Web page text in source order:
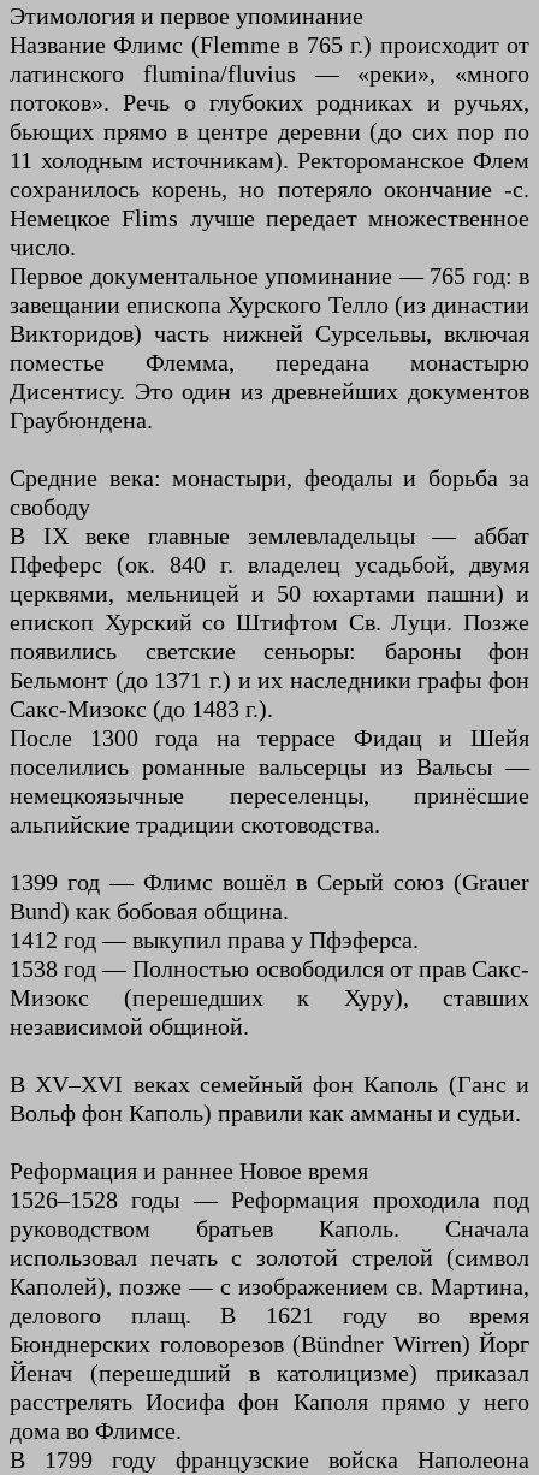
Этимология и первое упоминание
Название Флимс (Flemme в 765 г.) происходит от
латинского flumina/fluvius — «реки», «много
потоков». Речь о глубоких родниках и ручьях,
бьющих прямо в центре деревни (до сих пор по
11 холодным источникам). Ректороманское Флем
сохранилось корень, но потеряло окончание -с.
Немецкое Flims лучше передает множественное
число.
Первое документальное упоминание — 765 год: в
завещании епископа Хурского Телло (из династии
Викторидов) часть нижней Сурсельвы, включая
поместье Флемма, передана монастырю
Дисентису. Это один из древнейших документов
Граубюндена.
Средние века: монастыри, феодалы и борьба за
свободу
В IX веке главные землевладельцы — аббат
Пфеферс (ок. 840 г. владелец усадьбой, двумя
церквями, мельницей и 50 юхартами пашни) и
епископ Хурский со Штифтом Св. Луци. Позже
появились светские сеньоры: бароны фон
Бельмонт (до 1371 г.) и их наследники графы фон
Сакс-Мизокс (до 1483 г.).
После 1300 года на террасе Фидац и Шейя
поселились романные вальсерцы из Вальсы —
немецкоязычные переселенцы, принёсшие
альпийские традиции скотоводства.
1399 год — Флимс вошёл в Серый союз (Grauer
Bund) как бобовая община.
1412 год — выкупил права у Пфэферса.
1538 год — Полностью освободился от прав Сакс-
Мизокс (перешедших к Хуру), ставших
независимой общиной.
В XV–XVI веках семейный фон Каполь (Ганс и
Вольф фон Каполь) правили как амманы и судьи.
Реформация и раннее Новое время
1526–1528 годы — Реформация проходила под
руководством братьев Каполь. Сначала
использовал печать с золотой стрелой (символ
Каполей), позже — с изображением св. Мартина,
делового плащ. В 1621 году во время
Бюнднерских головорезов (Bündner Wirren) Йорг
Йенач (перешедший в католицизме) приказал
расстрелять Иосифа фон Каполя прямо у него
дома во Флимсе.
В 1799 году французские войска Наполеона